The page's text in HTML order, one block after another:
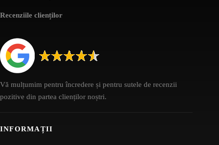
Recenziile clienților
Vă mulțumim pentru încredere și pentru sutele de recenzii
pozitive din partea clienților noștri.
INFORMAȚII